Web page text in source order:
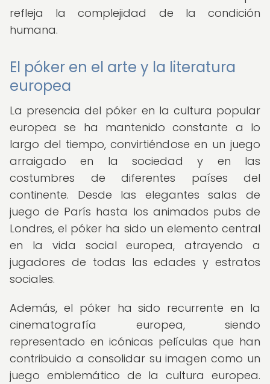
refleja la complejidad de la condición
humana.
El póker en el arte y la literatura
europea
La presencia del póker en la cultura popular
europea se ha mantenido constante a lo
largo del tiempo, convirtiéndose en un juego
arraigado en la sociedad y en las
costumbres de diferentes países del
continente. Desde las elegantes salas de
juego de París hasta los animados pubs de
Londres, el póker ha sido un elemento central
en la vida social europea, atrayendo a
jugadores de todas las edades y estratos
sociales.
Además, el póker ha sido recurrente en la
cinematografía europea, siendo
representado en icónicas películas que han
contribuido a consolidar su imagen como un
juego emblemático de la cultura europea.